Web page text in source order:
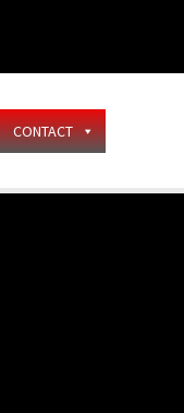
CONTACT